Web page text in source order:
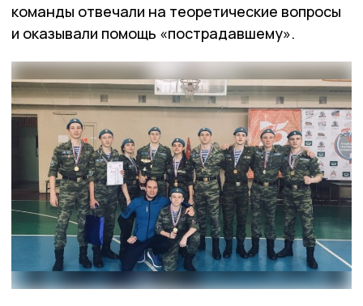
команды отвечали на теоретические вопросы
и оказывали помощь «пострадавшему».